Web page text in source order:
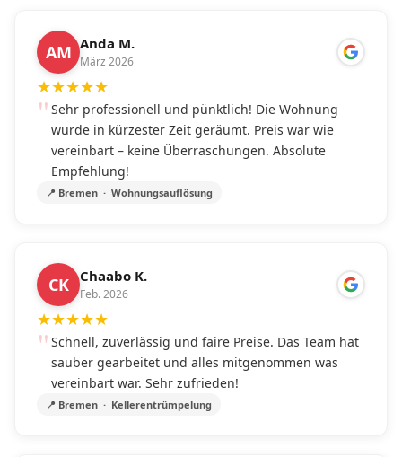
AM Anda M.
März 2026
★★★★★
Sehr professionell und pünktlich! Die Wohnung
wurde in kürzester Zeit geräumt. Preis war wie
vereinbart – keine Überraschungen. Absolute
Empfehlung!
📍 Bremen · Wohnungsauflösung
CK Chaabo K.
Feb. 2026
★★★★★
Schnell, zuverlässig und faire Preise. Das Team hat
sauber gearbeitet und alles mitgenommen was
vereinbart war. Sehr zufrieden!
📍 Bremen · Kellerentrümpelung